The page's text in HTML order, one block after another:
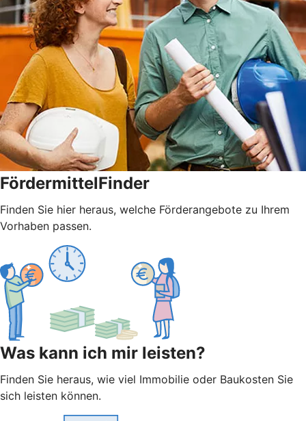
FördermittelFinder
Finden Sie hier heraus, welche Förderangebote zu Ihrem
Vorhaben passen.
Was kann ich mir leisten?
Finden Sie heraus, wie viel Immobilie oder Baukosten Sie
sich leisten können.